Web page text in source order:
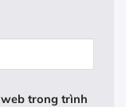
trong trình